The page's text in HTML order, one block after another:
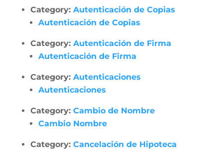
Category: Autenticación de Copias
Autenticación de Copias
Category: Autenticación de Firma
Autenticación de Firma
Category: Autenticaciones
Autenticaciones
Category: Cambio de Nombre
Cambio Nombre
Category: Cancelación de Hipoteca